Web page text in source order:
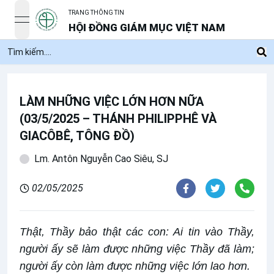
open navigation menu
TRANG THÔNG TIN
HỘI ĐỒNG GIÁM MỤC VIỆT NAM
LÀM NHỮNG VIỆC LỚN HƠN NỮA
(03/5/2025 – THÁNH PHILIPPHÊ VÀ
GIACÔBÊ, TÔNG ĐỒ)
Lm. Antôn Nguyễn Cao Siêu, SJ
02/05/2025
Thật, Thầy bảo thật các con: Ai tin vào Thầy,
người ấy sẽ làm được những việc Thầy đã làm;
người ấy còn làm được những việc lớn lao hơn.